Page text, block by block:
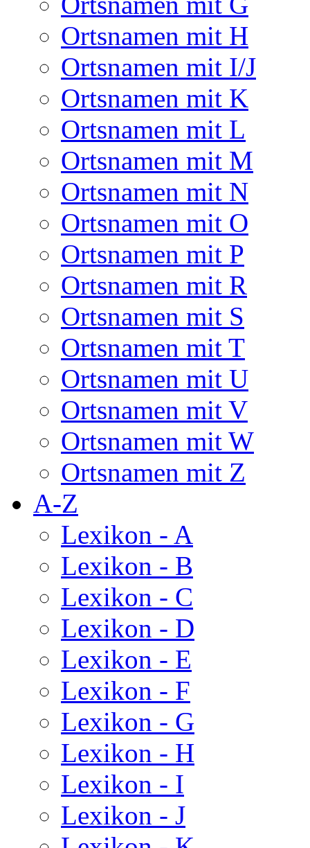
Ortsnamen mit H
Ortsnamen mit I/J
Ortsnamen mit K
Ortsnamen mit L
Ortsnamen mit M
Ortsnamen mit N
Ortsnamen mit O
Ortsnamen mit P
Ortsnamen mit R
Ortsnamen mit S
Ortsnamen mit T
Ortsnamen mit U
Ortsnamen mit V
Ortsnamen mit W
Ortsnamen mit Z
A-Z
Lexikon - A
Lexikon - B
Lexikon - C
Lexikon - D
Lexikon - E
Lexikon - F
Lexikon - G
Lexikon - H
Lexikon - I
Lexikon - J